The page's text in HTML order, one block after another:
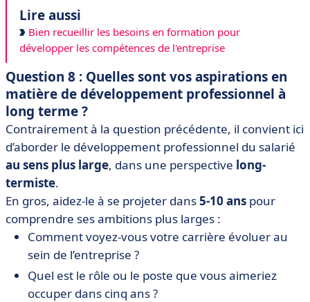
Lire aussi
Bien recueillir les besoins en formation pour
développer les compétences de l'entreprise
Question 8 : Quelles sont vos aspirations en
matière de développement professionnel à
long terme ?
Contrairement à la question précédente, il convient ici
d’aborder le développement professionnel du salarié
au sens plus large, dans une perspective long-
termiste.
En gros, aidez-le à se projeter dans5-10 ans pour
comprendre ses ambitions plus larges :
Comment voyez-vous votre carrière évoluer au
sein de l’entreprise ?
Quel est le rôle ou le poste que vous aimeriez
occuper dans cinq ans ?